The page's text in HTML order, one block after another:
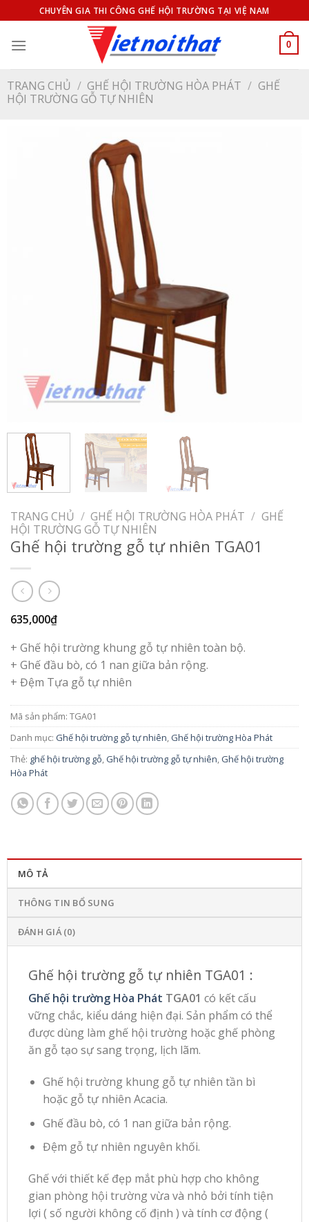
qua
nội
CHUYÊN GIA THI CÔNG GHẾ HỘI TRƯỜNG TẠI VIỆ NAM
0
TRANG CHỦ / GHẾ HỘI TRƯỜNG HÒA PHÁT / GHẾ
HỘI TRƯỜNG GỖ TỰ NHIÊN
TRANG CHỦ / GHẾ HỘI TRƯỜNG HÒA PHÁT / GHẾ
HỘI TRƯỜNG GỖ TỰ NHIÊN
Ghế hội trường gỗ tự nhiên TGA01
635,000₫
+ Ghế hội trường khung gỗ tự nhiên toàn bộ.
+ Ghế đầu bò, có 1 nan giữa bản rộng.
+ Đệm Tựa gỗ tự nhiên
Mã sản phẩm: TGA01
Danh mục: Ghế hội trường gỗ tự nhiên, Ghế hội trường Hòa Phát
Thẻ: ghế hội trường gỗ, Ghế hội trường gỗ tự nhiên, Ghế hội trường
Hòa Phát
MÔ TẢ
THÔNG TIN BỔ SUNG
ĐÁNH GIÁ (0)
Ghế hội trường gỗ tự nhiên TGA01 :
Ghế hội trường Hòa Phát TGA01 có kết cấu
vững chắc, kiểu dáng hiện đại. Sản phẩm có thể
được dùng làm ghế hội trường hoặc ghế phòng
ăn gỗ tạo sự sang trọng, lịch lãm.
Ghế hội trường khung gỗ tự nhiên tần bì
hoặc gỗ tự nhiên Acacia.
Ghế đầu bò, có 1 nan giữa bản rộng.
Đệm gỗ tự nhiên nguyên khối.
Ghế với thiết kế đẹp mắt phù hợp cho không
gian phòng hội trường vừa và nhỏ bởi tính tiện
lợi ( số người không cố định ) và tính cơ động (